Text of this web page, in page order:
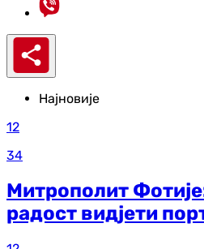
Најновије
12
34
Митрополит
радост видјети